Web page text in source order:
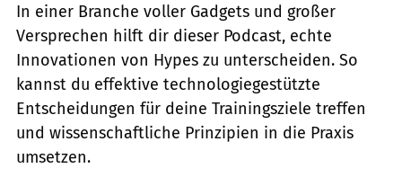
In einer Branche voller Gadgets und großer
Versprechen hilft dir dieser Podcast, echte
Innovationen von Hypes zu unterscheiden. So
kannst du effektive technologiegestützte
Entscheidungen für deine Trainingsziele treffen
und wissenschaftliche Prinzipien in die Praxis
umsetzen.